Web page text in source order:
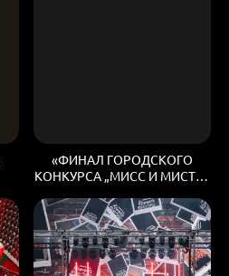
«ФИНАЛ ГОРОДСКОГО
КОНКУРСА „МИСС И МИСТЕР
2026»